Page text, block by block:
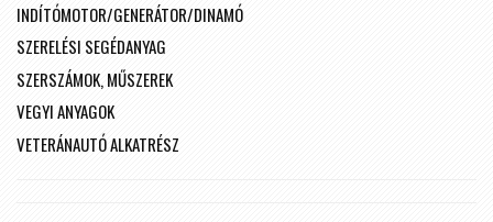
INDÍTÓMOTOR/GENERÁTOR/DINAMÓ
SZERELÉSI SEGÉDANYAG
SZERSZÁMOK, MŰSZEREK
VEGYI ANYAGOK
VETERÁNAUTÓ ALKATRÉSZ